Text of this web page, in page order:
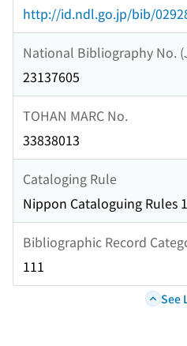
http://id.ndl.go.jp/bib/
National Bibliography No.
23137605
TOHAN MARC No.
33838013
Cataloging Rule
Nippon Cataloguing Rules
Bibliographic Record
111
See